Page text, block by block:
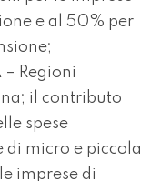
e al 50% per
Regioni
il contributo
spese
di micro e piccola
imprese di